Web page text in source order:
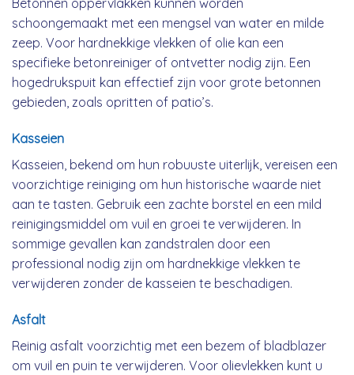
Betonnen oppervlakken kunnen worden
schoongemaakt met een mengsel van water en milde
zeep. Voor hardnekkige vlekken of olie kan een
specifieke betonreiniger of ontvetter nodig zijn. Een
hogedrukspuit kan effectief zijn voor grote betonnen
gebieden, zoals opritten of patio’s.
Kasseien
Kasseien, bekend om hun robuuste uiterlijk, vereisen een
voorzichtige reiniging om hun historische waarde niet
aan te tasten. Gebruik een zachte borstel en een mild
reinigingsmiddel om vuil en groei te verwijderen. In
sommige gevallen kan zandstralen door een
professional nodig zijn om hardnekkige vlekken te
verwijderen zonder de kasseien te beschadigen.
Asfalt
Reinig asfalt voorzichtig met een bezem of bladblazer
om vuil en puin te verwijderen. Voor olievlekken kunt u